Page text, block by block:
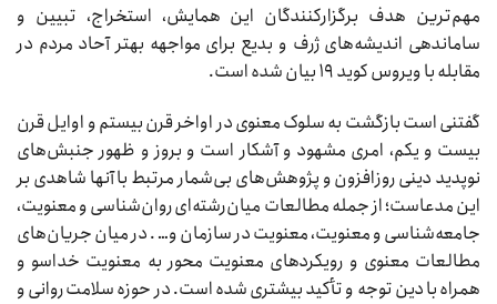
مهم‌ترین هدف برگزارکنندگان این همایش، استخراج، تبیین و
ساماندهی اندیشه‌های ژرف و بدیع برای مواجهه بهتر آحاد مردم در
مقابله با ویروس کوید ۱۹ بیان شده است.
گفتنی است بازگشت به سلوک معنوی در اواخر قرن بیستم و اوایل قرن
بیست و یکم، امری مشهود و آشکار است و بروز و ظهور جنبش‌های
نوپدید دینی روزافزون و پژوهش‌های بی‌شمار مرتبط با آنها شاهدی بر
این مدعاست؛ از جمله مطالعات میان‌رشته‌ای روان‌شناسی و معنویت،
جامعه‌شناسی و معنویت، معنویت در سازمان و… . در میان جریان‌های
مطالعات معنوی و رویکردهای معنویت محور به معنویت خداسو و
همراه با دین توجه و تأکید بیشتری شده است. در حوزه سلامت روانی و